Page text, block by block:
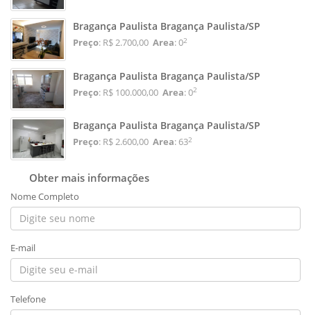
Bragança Paulista Bragança Paulista/SP
Preço: R$ 2.700,00 Area: 02
Bragança Paulista Bragança Paulista/SP
Preço: R$ 100.000,00 Area: 02
Bragança Paulista Bragança Paulista/SP
Preço: R$ 2.600,00 Area: 632
Obter mais informações
Nome Completo
E-mail
Telefone